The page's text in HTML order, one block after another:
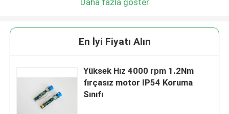
En İyi Fiyatı Alın
Yüksek Hız 4000 rpm 1.2Nm
fırçasız motor IP54 Koruma
Sınıfı